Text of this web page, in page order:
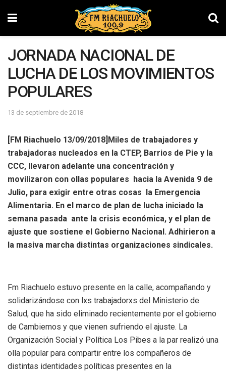
JORNADA NACIONAL DE
LUCHA DE LOS MOVIMIENTOS
POPULARES
13 de septiembre de 2018
[FM Riachuelo 13/09/2018]Miles de trabajadores y
trabajadoras nucleados en la CTEP, Barrios de Pie y la
CCC, llevaron adelante una concentración y
movilizaron con ollas populares hacia la Avenida 9 de
Julio, para exigir entre otras cosas la Emergencia
Alimentaria. En el marco de plan de lucha iniciado la
semana pasada ante la crisis económica, y el plan de
ajuste que sostiene el Gobierno Nacional. Adhirieron a
la masiva marcha distintas organizaciones sindicales.
Fm Riachuelo estuvo presente en la calle, acompañando y
solidarizándose con lxs trabajadorxs del Ministerio de
Salud, que ha sido eliminado recientemente por el gobierno
de Cambiemos y que vienen sufriendo el ajuste. La
Organización Social y Política Los Pibes a la par realizó una
olla popular para compartir entre los compañeros de
distintas identidades políticas presentes en la